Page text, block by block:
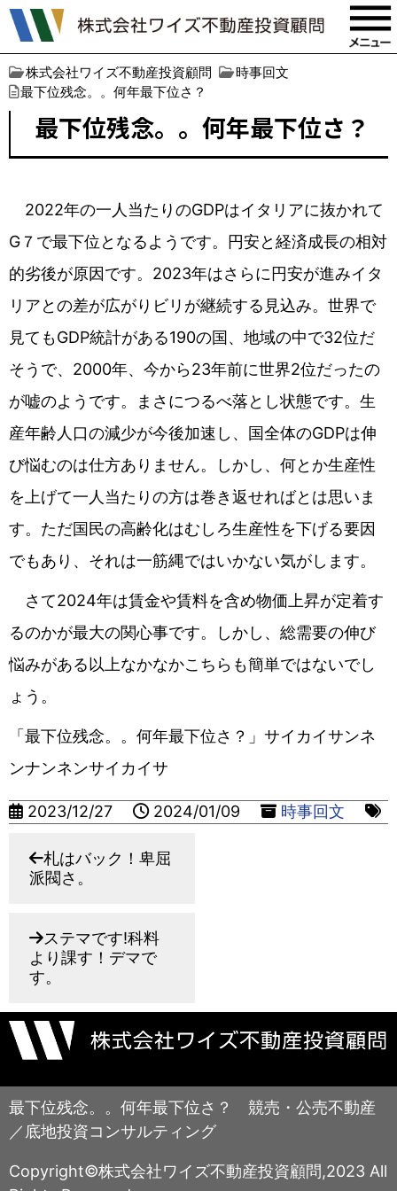
株式会社ワイズ不動産投資顧問
時事回文
最下位残念。。何年最下位さ？
最下位残念。。何年最下位さ？
2022年の一人当たりのGDPはイタリアに抜かれて
G７で最下位となるようです。円安と経済成長の相対
的劣後が原因です。2023年はさらに円安が進みイタ
リアとの差が広がりビリが継続する見込み。世界で
見てもGDP統計がある190の国、地域の中で32位だ
そうで、2000年、今から23年前に世界2位だったの
が嘘のようです。まさにつるべ落とし状態です。生
産年齢人口の減少が今後加速し、国全体のGDPは伸
び悩むのは仕方ありません。しかし、何とか生産性
を上げて一人当たりの方は巻き返せればとは思いま
す。ただ国民の高齢化はむしろ生産性を下げる要因
でもあり、それは一筋縄ではいかない気がします。
さて2024年は賃金や賃料を含め物価上昇が定着す
るのかが最大の関心事です。しかし、総需要の伸び
悩みがある以上なかなかこちらも簡単ではないでし
ょう。
「最下位残念。。何年最下位さ？」サイカイサンネ
ンナンネンサイカイサ
2023/12/27 2024/01/09 時事回文
札はバック！卑屈
派閥さ。
ステマです!科料
より課す！デマで
す。
最下位残念。。何年最下位さ？ 競売・公売不動産
／底地投資コンサルティング
Copyright©株式会社ワイズ不動産投資顧問,2023 All